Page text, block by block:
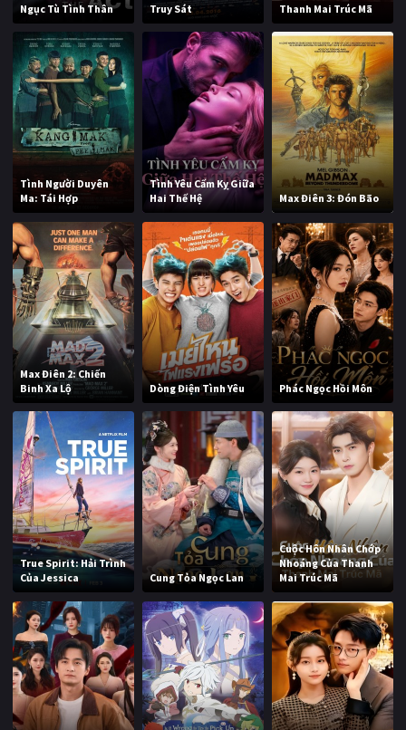
Ngục Tù Tình Thân Truy Sát Thanh Mai Trúc Mã
Tình Người Duyên
Ma: Tái Hợp
Tình Yêu Cấm Kỵ Giữa
Hai Thế Hệ
Max Điên 3: Đón Bão
Max Điên 2: Chiến
Binh Xa Lộ
Dòng Điện Tình Yêu Phác Ngọc Hồi Môn
True Spirit: Hải Trình
Của Jessica
Cung Tỏa Ngọc Lan
Cuộc Hôn Nhân Chớp
Nhoáng Của Thanh
Mai Trúc Mã